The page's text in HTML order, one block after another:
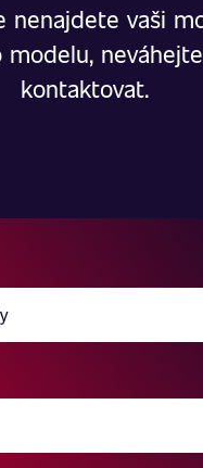
nenajdete vaši
modelu,
kontaktovat.